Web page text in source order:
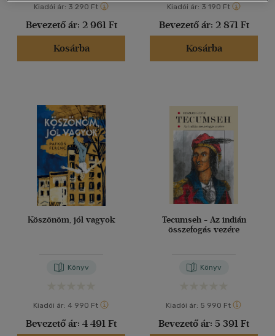
(361)
(49)
Kiadói ár: 3 290 Ft
Bevezető ár: 2 961 Ft
Kosárba
Kiadói ár: 3 190 Ft
Bevezető ár: 2 871 Ft
Kosárba
Köszönöm, jól vagyok
Könyv
Kiadói ár: 4 990 Ft
Bevezető ár: 4 491 Ft
Tecumseh - Az indián
összefogás vezére
Könyv
Kiadói ár: 5 990 Ft
Bevezető ár: 5 391 Ft